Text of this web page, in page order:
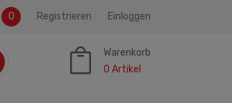
0 Registrieren Einloggen
Warenkorb
0 Artikel